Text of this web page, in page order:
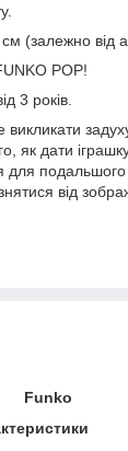
(залежно від
POP!
3 років.
як дати
для подальшого
від
Funko